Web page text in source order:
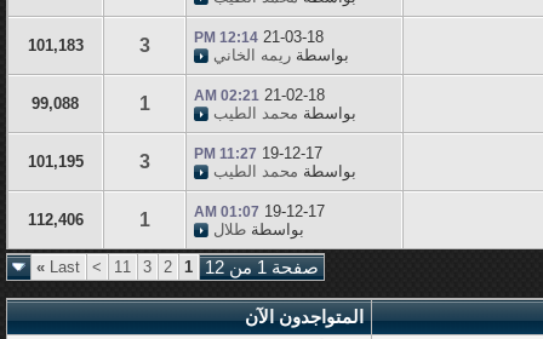
21-03-18
12:14 PM
بواسطة ريمه الخاني 3
101,183
21-02-18
02:21 AM
بواسطة محمد الطيب 1
99,088
19-12-17
11:27 PM
بواسطة محمد الطيب 3
101,195
19-12-17
01:07 AM
بواسطة طلال 1
112,406
صفحة 1 من 12 1
2
3
11
>
Last
»
المتواجدون الآن